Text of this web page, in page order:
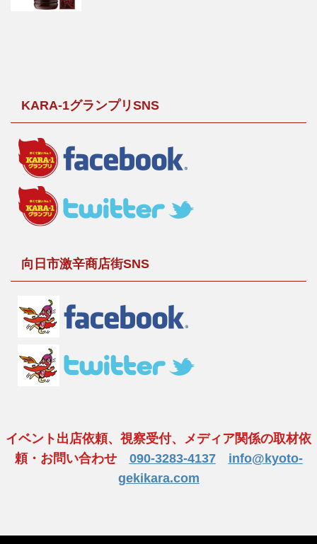
KARA-1グランプリSNS
向日市激辛商店街SNS
イベント出店依頼、視察受付、メディア関係の取材依
頼・お問い合わせ 090-3283-4137
info@kyoto-
gekikara.com